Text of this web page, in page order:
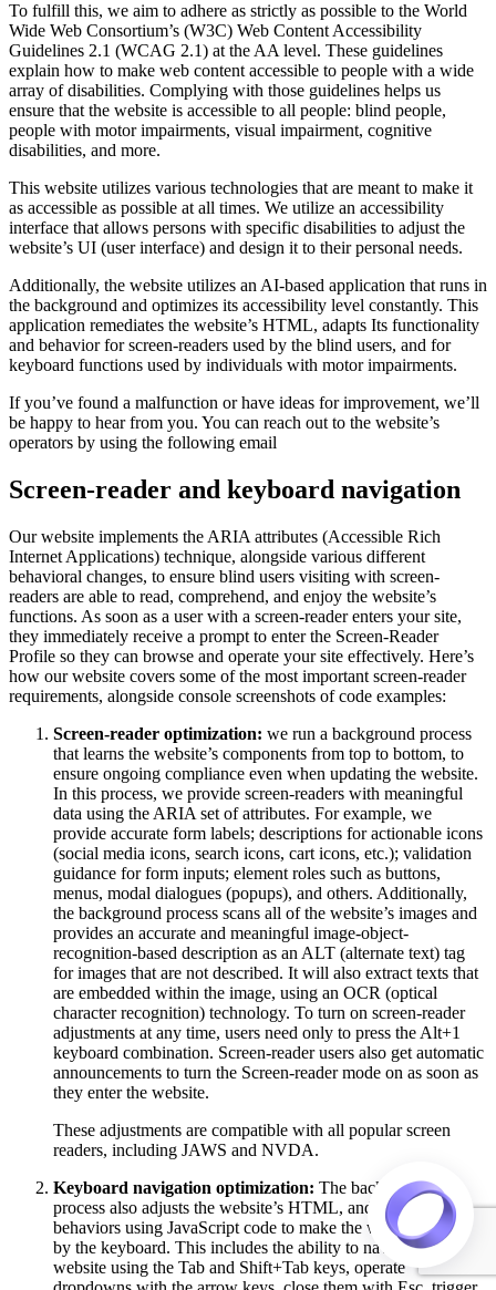
To fulfill this, we aim to adhere as strictly as possible to the World
Wide Web Consortium’s (W3C) Web Content Accessibility
Guidelines 2.1 (WCAG 2.1) at the AA level. These guidelines
explain how to make web content accessible to people with a wide
array of disabilities. Complying with those guidelines helps us
ensure that the website is accessible to all people: blind people,
people with motor impairments, visual impairment, cognitive
disabilities, and more.
This website utilizes various technologies that are meant to make it
as accessible as possible at all times. We utilize an accessibility
interface that allows persons with specific disabilities to adjust the
website’s UI (user interface) and design it to their personal needs.
Additionally, the website utilizes an AI-based application that runs in
the background and optimizes its accessibility level constantly. This
application remediates the website’s HTML, adapts Its functionality
and behavior for screen-readers used by the blind users, and for
keyboard functions used by individuals with motor impairments.
If you’ve found a malfunction or have ideas for improvement, we’ll
be happy to hear from you. You can reach out to the website’s
operators by using the following email
Screen-reader and keyboard navigation
Our website implements the ARIA attributes (Accessible Rich
Internet Applications) technique, alongside various different
behavioral changes, to ensure blind users visiting with screen-
readers are able to read, comprehend, and enjoy the website’s
functions. As soon as a user with a screen-reader enters your site,
they immediately receive a prompt to enter the Screen-Reader
Profile so they can browse and operate your site effectively. Here’s
how our website covers some of the most important screen-reader
requirements, alongside console screenshots of code examples:
Screen-reader optimization: we run a background process
that learns the website’s components from top to bottom, to
ensure ongoing compliance even when updating the website.
In this process, we provide screen-readers with meaningful
data using the ARIA set of attributes. For example, we
provide accurate form labels; descriptions for actionable icons
(social media icons, search icons, cart icons, etc.); validation
guidance for form inputs; element roles such as buttons,
menus, modal dialogues (popups), and others. Additionally,
the background process scans all of the website’s images and
provides an accurate and meaningful image-object-
recognition-based description as an ALT (alternate text) tag
for images that are not described. It will also extract texts that
are embedded within the image, using an OCR (optical
character recognition) technology. To turn on screen-reader
adjustments at any time, users need only to press the Alt+1
keyboard combination. Screen-reader users also get automatic
announcements to turn the Screen-reader mode on as soon as
they enter the website.
These adjustments are compatible with all popular screen
readers, including JAWS and NVDA.
Keyboard navigation optimization: The background
process also adjusts the website’s HTML, and adds various
behaviors using JavaScript code to make the website operable
by the keyboard. This includes the ability to navigate the
website using the Tab and Shift+Tab keys, operate